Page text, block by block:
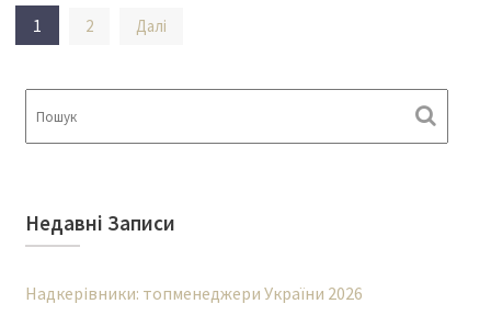
Пагінація
записів
1 2 Далі
Недавні Записи
Надкерівники: топменеджери України 2026